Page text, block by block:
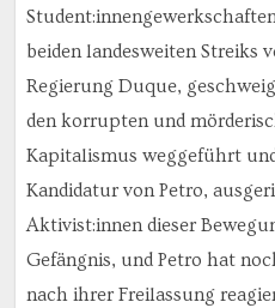
beiden landesweiten Streiks
Regierung Duque,
den korrupten und
Kapitalismus weggeführt
Kandidatur von Petro,
Aktivist:innen dieser
Gefängnis, und Petro hat
nach ihrer Freilassung